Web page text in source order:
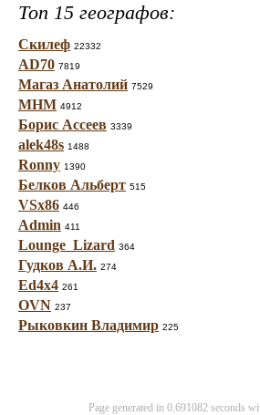
Топ 15 географов:
Скилеф 22332
AD70 7819
Магаз Анатолий 7529
МНМ 4912
Борис Ассеев 3339
alek48s 1488
Ronny 1390
Белков Альберт 515
VSx86 446
Admin 411
Lounge_Lizard 364
Гудков А.И. 274
Ed4x4 261
OVN 237
Рыковкин Владимир 225
Page generated in 0.691082 seconds